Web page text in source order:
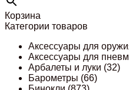
Корзина
Категории товаров
Аксессуары для
Аксессуары для
Арбалеты и луки (32)
Барометры (66)